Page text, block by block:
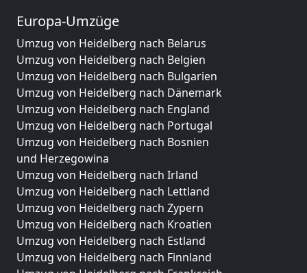
Europa-Umzüge
Umzug von Heidelberg nach Belarus
Umzug von Heidelberg nach Belgien
Umzug von Heidelberg nach Bulgarien
Umzug von Heidelberg nach Dänemark
Umzug von Heidelberg nach England
Umzug von Heidelberg nach Portugal
Umzug von Heidelberg nach Bosnien
und Herzegowina
Umzug von Heidelberg nach Irland
Umzug von Heidelberg nach Lettland
Umzug von Heidelberg nach Zypern
Umzug von Heidelberg nach Kroatien
Umzug von Heidelberg nach Estland
Umzug von Heidelberg nach Finnland